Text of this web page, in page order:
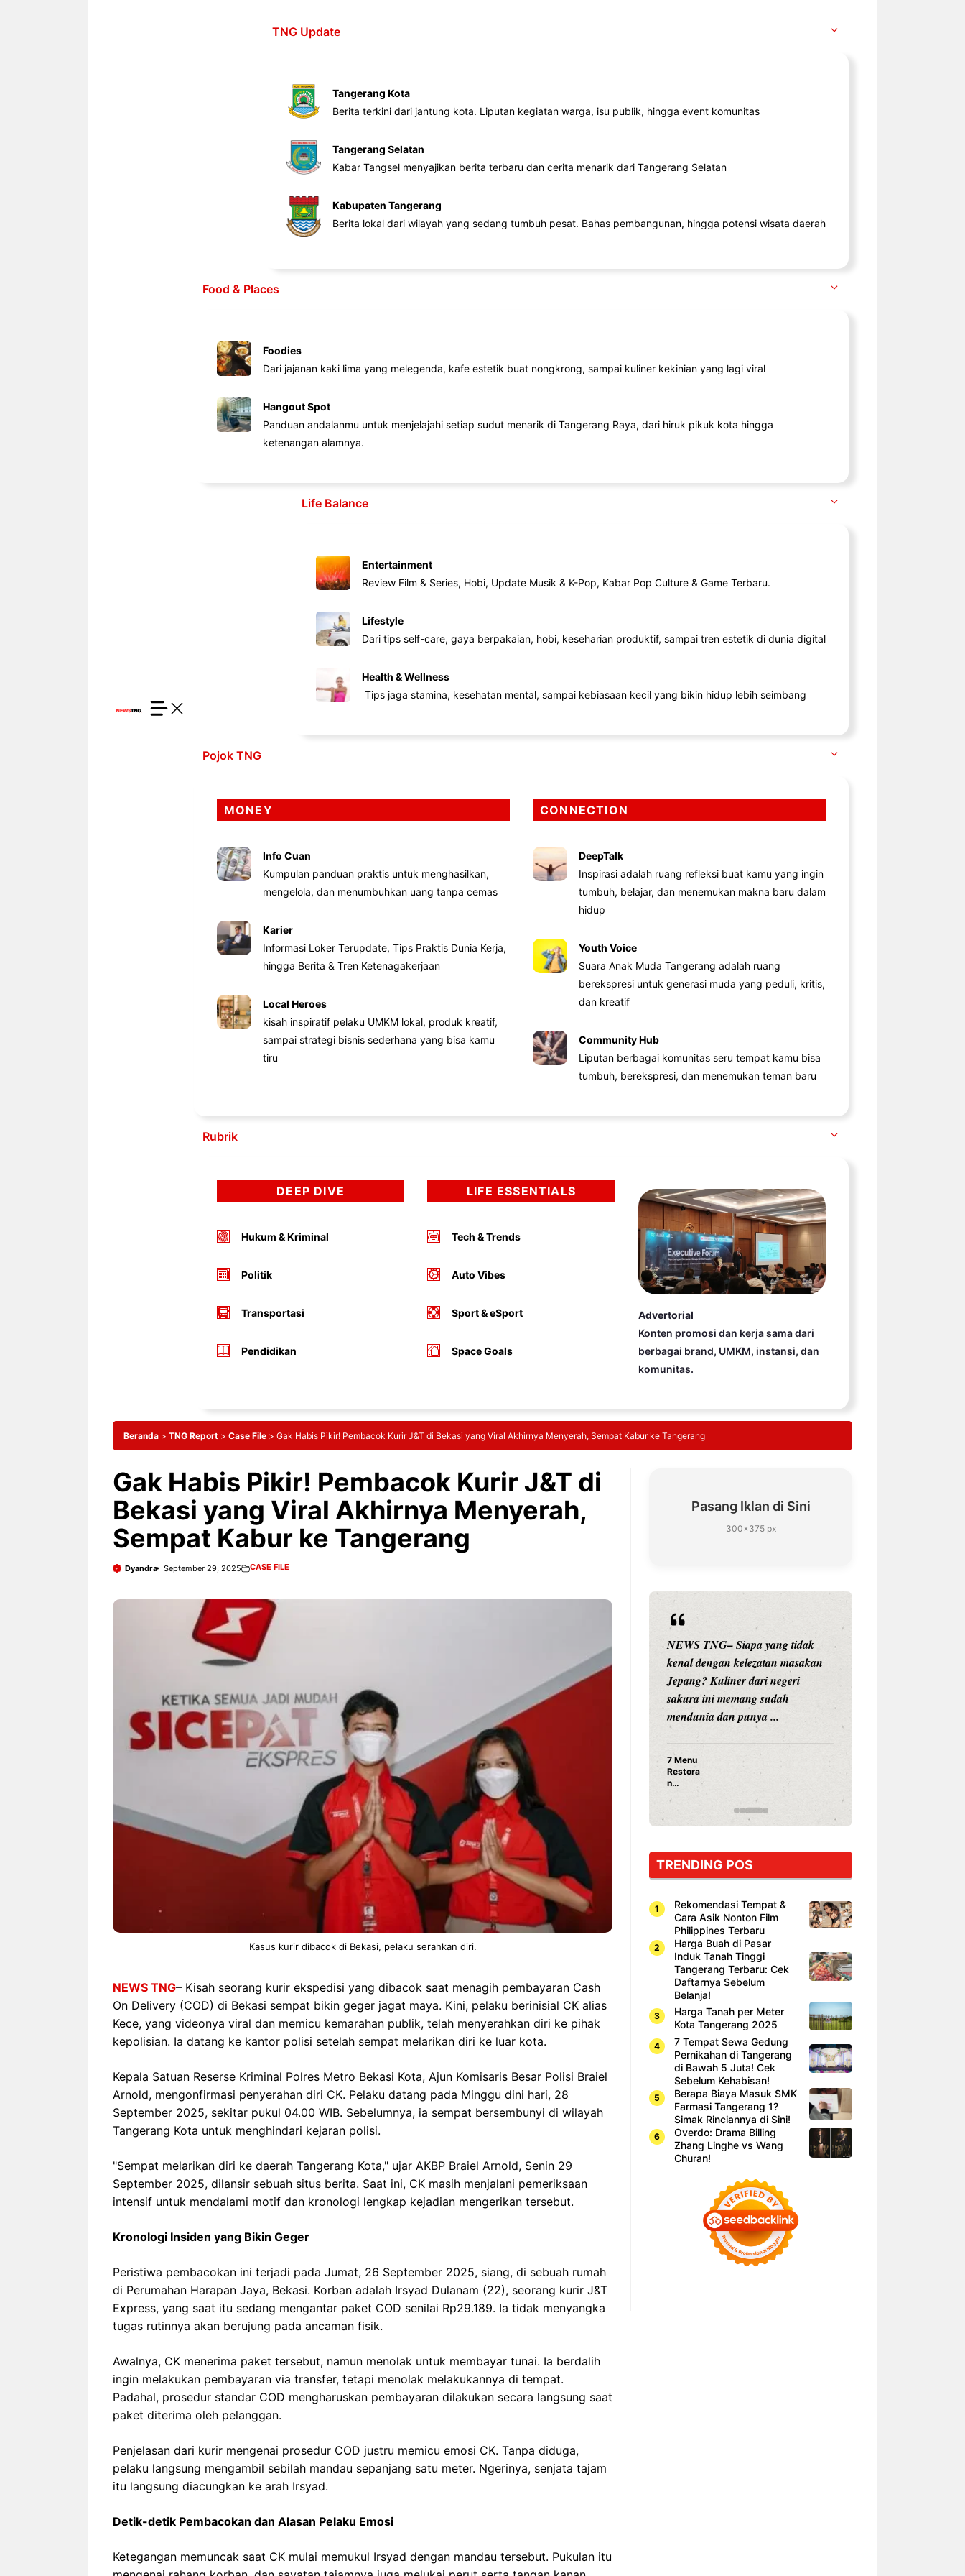
TNG Update
Tangerang Kota
Berita terkini dari jantung kota. Liputan kegiatan warga, isu publik, hingga event komunitas
Tangerang Selatan
Kabar Tangsel menyajikan berita terbaru dan cerita menarik dari Tangerang Selatan
Kabupaten Tangerang
Berita lokal dari wilayah yang sedang tumbuh pesat. Bahas pembangunan, hingga potensi wisata daerah
Food & Places
Foodies
Dari jajanan kaki lima yang melegenda, kafe estetik buat nongkrong, sampai kuliner kekinian yang lagi viral
Hangout Spot
Panduan andalanmu untuk menjelajahi setiap sudut menarik di Tangerang Raya, dari hiruk pikuk kota hingga
ketenangan alamnya.
Life Balance
Entertainment
Review Film & Series, Hobi, Update Musik & K-Pop, Kabar Pop Culture & Game Terbaru.
Lifestyle
Dari tips self-care, gaya berpakaian, hobi, keseharian produktif, sampai tren estetik di dunia digital
Health & Wellness
Tips jaga stamina, kesehatan mental, sampai kebiasaan kecil yang bikin hidup lebih seimbang
Pojok TNG
MONEY
Info Cuan
Kumpulan panduan praktis untuk menghasilkan,
mengelola, dan menumbuhkan uang tanpa cemas
Karier
Informasi Loker Terupdate, Tips Praktis Dunia Kerja,
hingga Berita & Tren Ketenagakerjaan
Local Heroes
kisah inspiratif pelaku UMKM lokal, produk kreatif,
sampai strategi bisnis sederhana yang bisa kamu
tiru
CONNECTION
DeepTalk
Inspirasi adalah ruang refleksi buat kamu yang ingin
tumbuh, belajar, dan menemukan makna baru dalam
hidup
Youth Voice
Suara Anak Muda Tangerang adalah ruang
berekspresi untuk generasi muda yang peduli, kritis,
dan kreatif
Community Hub
Liputan berbagai komunitas seru tempat kamu bisa
tumbuh, berekspresi, dan menemukan teman baru
Rubrik
DEEP DIVE
Hukum & Kriminal
Politik
Transportasi
Pendidikan
LIFE ESSENTIALS
Tech & Trends
Auto Vibes
Sport & eSport
Space Goals
Advertorial
Konten promosi dan kerja sama dari
berbagai brand, UMKM, instansi, dan
komunitas.
Beranda > TNG Report > Case File > Gak Habis Pikir! Pembacok Kurir J&T di Bekasi yang Viral Akhirnya Menyerah, Sempat Kabur ke Tangerang
Gak Habis Pikir! Pembacok Kurir J&T di
Bekasi yang Viral Akhirnya Menyerah,
Sempat Kabur ke Tangerang
Dyandra September 29, 2025 CASE FILE
Kasus kurir dibacok di Bekasi, pelaku serahkan diri.
NEWS TNG– Kisah seorang kurir ekspedisi yang dibacok saat menagih pembayaran Cash
On Delivery (COD) di Bekasi sempat bikin geger jagat maya. Kini, pelaku berinisial CK alias
Kece, yang videonya viral dan memicu kemarahan publik, telah menyerahkan diri ke pihak
kepolisian. Ia datang ke kantor polisi setelah sempat melarikan diri ke luar kota.
Kepala Satuan Reserse Kriminal Polres Metro Bekasi Kota, Ajun Komisaris Besar Polisi Braiel
Arnold, mengonfirmasi penyerahan diri CK. Pelaku datang pada Minggu dini hari, 28
September 2025, sekitar pukul 04.00 WIB. Sebelumnya, ia sempat bersembunyi di wilayah
Tangerang Kota untuk menghindari kejaran polisi.
"Sempat melarikan diri ke daerah Tangerang Kota," ujar AKBP Braiel Arnold, Senin 29
September 2025, dilansir sebuah situs berita. Saat ini, CK masih menjalani pemeriksaan
intensif untuk mendalami motif dan kronologi lengkap kejadian mengerikan tersebut.
Kronologi Insiden yang Bikin Geger
Peristiwa pembacokan ini terjadi pada Jumat, 26 September 2025, siang, di sebuah rumah
di Perumahan Harapan Jaya, Bekasi. Korban adalah Irsyad Dulanam (22), seorang kurir J&T
Express, yang saat itu sedang mengantar paket COD senilai Rp29.189. Ia tidak menyangka
tugas rutinnya akan berujung pada ancaman fisik.
Awalnya, CK menerima paket tersebut, namun menolak untuk membayar tunai. Ia berdalih
ingin melakukan pembayaran via transfer, tetapi menolak melakukannya di tempat.
Padahal, prosedur standar COD mengharuskan pembayaran dilakukan secara langsung saat
paket diterima oleh pelanggan.
Penjelasan dari kurir mengenai prosedur COD justru memicu emosi CK. Tanpa diduga,
pelaku langsung mengambil sebilah mandau sepanjang satu meter. Ngerinya, senjata tajam
itu langsung diacungkan ke arah Irsyad.
Detik-detik Pembacokan dan Alasan Pelaku Emosi
Ketegangan memuncak saat CK mulai memukul Irsyad dengan mandau tersebut. Pukulan itu
Pasang Iklan di Sini
300×375 px
Prasetyo, kini merambah dunia
Mami Bikin Nagih!
NEWS TNG– Bandung –
Menyambut pergantian tahun
Kakkoii All You Can Eat Bandung
menghadirkan ...
Sambut 2026, Kakkoii
Bandung Hadirkan Pesta All
You Can Eat Mulai Rp
145.000
kamu mulai ngerjain sesuatu cuma
buat iseng-iseng, eh ternyata malah
jadi peluang bisnis yang
menguntungkan? ...
Dari Iseng Jadi Cuan: Kisah
TUM_ATUL yang Ubah
Hampers Jadi Bisnis Kece
NEWS TNG– Siapa yang tidak
kenal dengan kelezatan masakan
Jepang? Kuliner dari negeri
sakura ini memang sudah
mendunia dan punya ...
7 Menu
Restora
n
yang
Dicoba,
Cuma
Sushi!
TRENDING POS
Rekomendasi Tempat &
Cara Asik Nonton Film
Philippines Terbaru
Harga Buah di Pasar
Induk Tanah Tinggi
Tangerang Terbaru: Cek
Daftarnya Sebelum
Belanja!
Harga Tanah per Meter
Kota Tangerang 2025
7 Tempat Sewa Gedung
Pernikahan di Tangerang
di Bawah 5 Juta! Cek
Sebelum Kehabisan!
Berapa Biaya Masuk SMK
Farmasi Tangerang 1?
Simak Rinciannya di Sini!
Overdo: Drama Billing
Zhang Linghe vs Wang
Churan!